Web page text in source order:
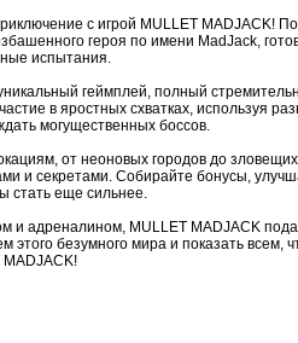
с игрой MULLET MADJACK!
героя по имени MadJack,
испытания.
геймплей, полный
в яростных схватках, используя
могущественных боссов.
от неоновых городов до
и секретами. Собирайте бонусы,
стать еще сильнее.
адреналином, MULLET MADJACK
этого безумного мира и показать всем,